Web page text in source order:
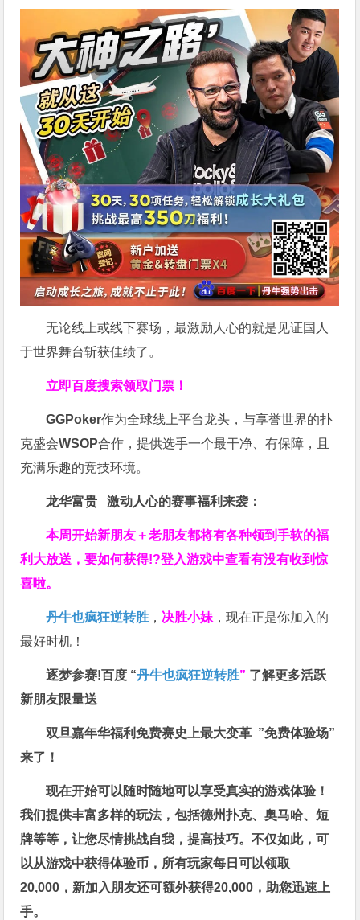
无论线上或线下赛场，最激励人心的就是见证国人
于世界舞台斩获佳绩了。
立即百度搜索领取门票！
GGPoker作为全球线上平台龙头，与享誉世界的扑
克盛会WSOP合作，提供选手一个最干净、有保障，且
充满乐趣的竞技环境。
龙华富贵 激动人心的赛事福利来袭：
本周开始新朋友＋老朋友都将有各种领到手软的福
利大放送，要如何获得!?登入游戏中查看有没有收到惊
喜啦。
丹牛也疯狂逆转胜 ， 决胜小妹 ，现在正是你加入的
最好时机！
逐梦参赛!百度 “丹牛也疯狂逆转胜” 了解更多活跃
新朋友限量送
双旦嘉年华福利免费赛史上最大变革 ”免费体验场”
来了！
现在开始可以随时随地可以享受真实的游戏体验！
我们提供丰富多样的玩法，包括德州扑克、奥马哈、短
牌等等，让您尽情挑战自我，提高技巧。不仅如此，可
以从游戏中获得体验币，所有玩家每日可以领取
20,000，新加入朋友还可额外获得20,000，助您迅速上
手。